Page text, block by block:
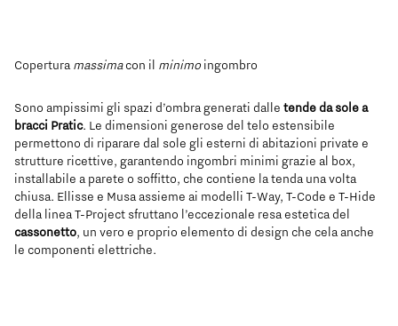
Copertura massimacon il minimo ingombro
Sono ampissimi gli spazi d’ombra generati dalle tende da sole a
bracci Pratic. Le dimensioni generose del telo estensibile
permettono di riparare dal sole gli esterni di abitazioni private e
strutture ricettive, garantendo ingombri minimi grazie al box,
installabile a parete o soffitto, che contiene la tenda una volta
chiusa. Ellisse e Musa assieme ai modelli T-Way, T-Code e T-Hide
della linea T-Project sfruttano l’eccezionale resa estetica del
cassonetto, un vero e proprio elemento di design che cela anche
le componenti elettriche.